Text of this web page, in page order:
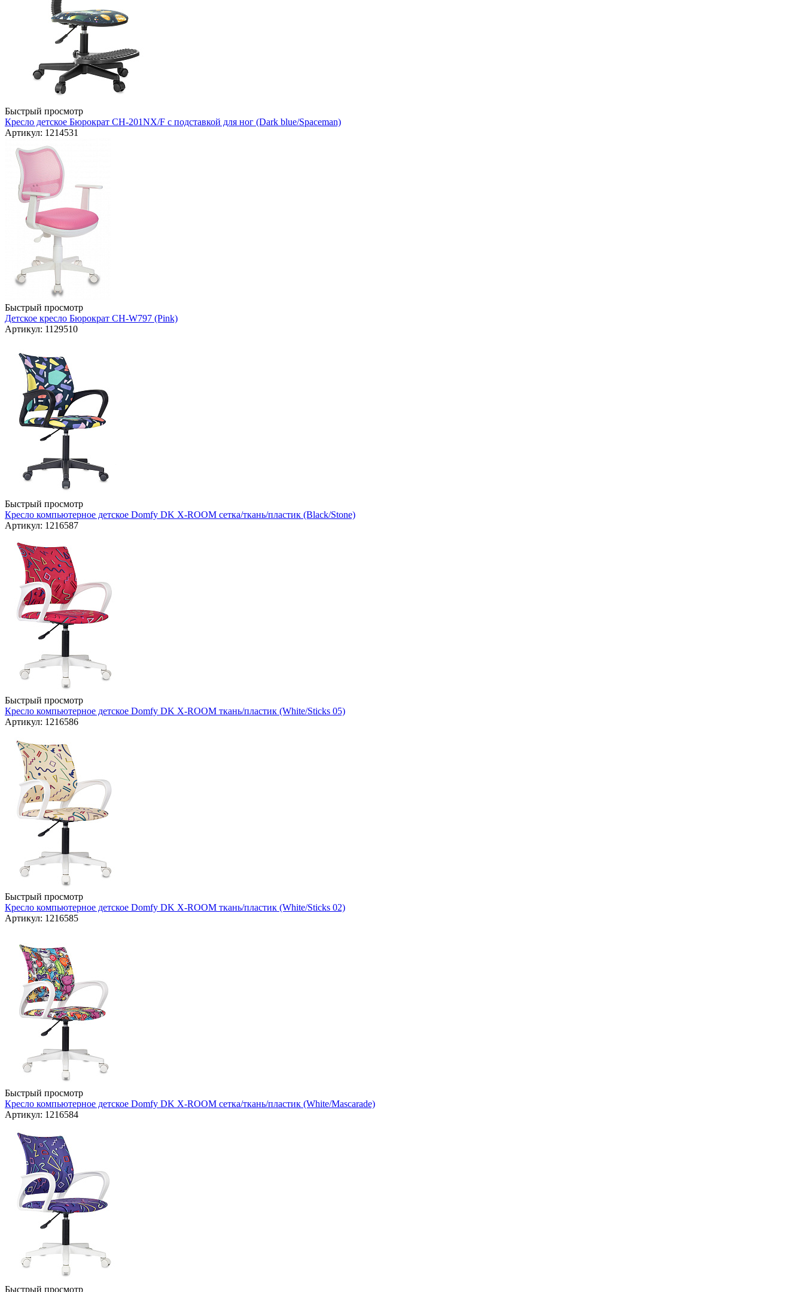
Быстрый просмотр
Кресло детское Бюрократ CH-201NX/F с подставкой для ног (Dark blue/Spaceman)
Артикул: 1214531
Быстрый просмотр
Детское кресло Бюрократ CH-W797 (Pink)
Артикул: 1129510
Быстрый просмотр
Кресло компьютерное детское Domfy DK X-ROOM сетка/ткань/пластик (Black/Stone)
Артикул: 1216587
Быстрый просмотр
Кресло компьютерное детское Domfy DK X-ROOM ткань/пластик (White/Sticks 05)
Артикул: 1216586
Быстрый просмотр
Кресло компьютерное детское Domfy DK X-ROOM ткань/пластик (White/Sticks 02)
Артикул: 1216585
Быстрый просмотр
Кресло компьютерное детское Domfy DK X-ROOM сетка/ткань/пластик (White/Mascarade)
Артикул: 1216584
Быстрый просмотр